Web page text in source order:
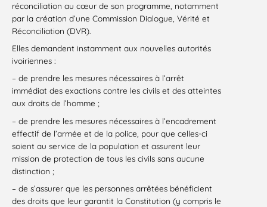
réconciliation au cœur de son programme, notamment
par la création d’une Commission Dialogue, Vérité et
Réconciliation (DVR).
Elles demandent instamment aux nouvelles autorités
ivoiriennes :
– de prendre les mesures nécessaires à l’arrêt
immédiat des exactions contre les civils et des atteintes
aux droits de l’homme ;
– de prendre les mesures nécessaires à l’encadrement
effectif de l’armée et de la police, pour que celles-ci
soient au service de la population et assurent leur
mission de protection de tous les civils sans aucune
distinction ;
– de s’assurer que les personnes arrêtées bénéficient
des droits que leur garantit la Constitution (y compris le